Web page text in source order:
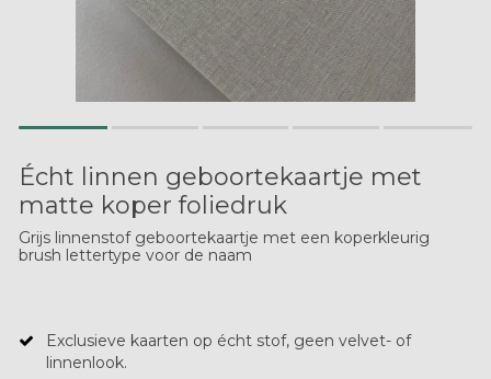
Écht linnen geboortekaartje met
matte koper foliedruk
Grijs linnenstof geboortekaartje met een koperkleurig
brush lettertype voor de naam
Exclusieve kaarten op écht stof, geen velvet- of
linnenlook.